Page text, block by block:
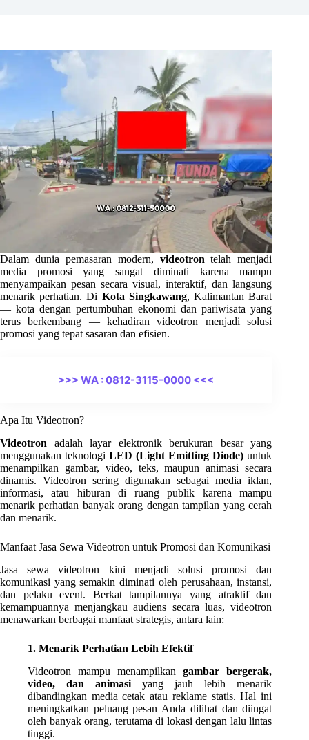
Dalam dunia pemasaran modern, videotron telah menjadi
media promosi yang sangat diminati karena mampu
menyampaikan pesan secara visual, interaktif, dan langsung
menarik perhatian. Di Kota Singkawang, Kalimantan Barat
— kota dengan pertumbuhan ekonomi dan pariwisata yang
terus berkembang — kehadiran videotron menjadi solusi
promosi yang tepat sasaran dan efisien.
>>> WA : 0812-3115-0000 <<<
Apa Itu Videotron?
Videotron adalah layar elektronik berukuran besar yang
menggunakan teknologiLED (Light Emitting Diode) untuk
menampilkan gambar, video, teks, maupun animasi secara
dinamis. Videotron sering digunakan sebagai media iklan,
informasi, atau hiburan di ruang publik karena mampu
menarik perhatian banyak orang dengan tampilan yang cerah
dan menarik.
Manfaat Jasa Sewa Videotron untuk Promosi dan Komunikasi
Jasa sewa videotron kini menjadi solusi promosi dan
komunikasi yang semakin diminati oleh perusahaan, instansi,
dan pelaku event. Berkat tampilannya yang atraktif dan
kemampuannya menjangkau audiens secara luas, videotron
menawarkan berbagai manfaat strategis, antara lain:
1. Menarik Perhatian Lebih Efektif
Videotron mampu menampilkangambar bergerak,
video, dan animasi yang jauh lebih menarik
dibandingkan media cetak atau reklame statis. Hal ini
meningkatkan peluang pesan Anda dilihat dan diingat
oleh banyak orang, terutama di lokasi dengan lalu lintas
tinggi.